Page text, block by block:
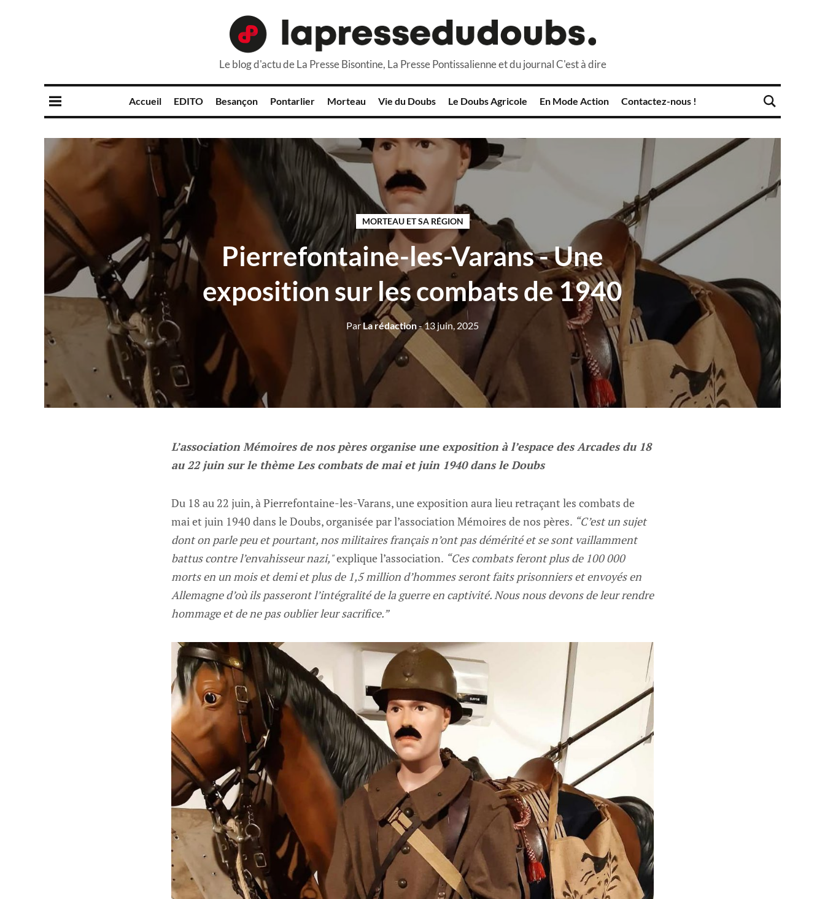
Le blog d'actu de La Presse Bisontine, La Presse Pontissalienne et du journal C'est à dire
Accueil EDITO Besançon Pontarlier Morteau Vie du Doubs Le Doubs Agricole En Mode Action Contactez-nous !
MORTEAU ET SA RÉGION
Pierrefontaine-les-Varans - Une
exposition sur les combats de 1940
ParLa rédaction- 13 juin, 2025
L’association Mémoires de nos pères organise une exposition à l’espace des Arcades du 18
au 22 juin sur le thème Les combats de mai et juin 1940 dans le Doubs
Du 18 au 22 juin, à Pierrefontaine-les-Varans, une exposition aura lieu retraçant les combats de
mai et juin 1940 dans le Doubs, organisée par l’association Mémoires de nos pères. “C’est un sujet
dont on parle peu et pourtant, nos militaires français n’ont pas démérité et se sont vaillamment
battus contre l’envahisseur nazi,"explique l’association. “Ces combats feront plus de 100 000
morts en un mois et demi et plus de 1,5 million d’hommes seront faits prisonniers et envoyés en
Allemagne d’où ils passeront l’intégralité de la guerre en captivité. Nous nous devons de leur rendre
hommage et de ne pas oublier leur sacrifice.”